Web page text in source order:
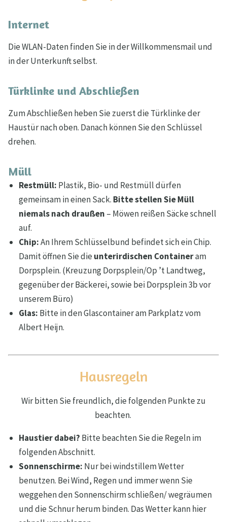
Internet
Die WLAN-Daten finden Sie in der Willkommensmail und
in der Unterkunft selbst.
Türklinke und Abschließen
Zum Abschließen heben Sie zuerst die Türklinke der
Haustür nach oben. Danach können Sie den Schlüssel
drehen.
Müll
Restmüll: Plastik, Bio- und Restmüll dürfen
gemeinsam in einen Sack. Bitte stellen Sie Müll
niemals nach draußen – Möwen reißen Säcke schnell
auf.
Chip:An Ihrem Schlüsselbund befindet sich ein Chip.
Damit öffnen Sie die unterirdischen Containeram
Dorpsplein. (Kreuzung Dorpsplein/Op ’t Landtweg,
gegenüber der Bäckerei, sowie bei Dorpsplein 3b vor
unserem Büro)
Glas: Bitte in den Glascontainer am Parkplatz vom
Albert Heijn.
Hausregeln
Wir bitten Sie freundlich, die folgenden Punkte zu
beachten.
Haustier dabei? Bitte beachten Sie die Regeln im
folgenden Abschnitt.
Sonnenschirme: Nur bei windstillem Wetter
benutzen. Bei Wind, Regen und immer wenn Sie
weggehen den Sonnenschirm schließen/ wegräumen
und die Schnur herum binden. Das Wetter kann hier